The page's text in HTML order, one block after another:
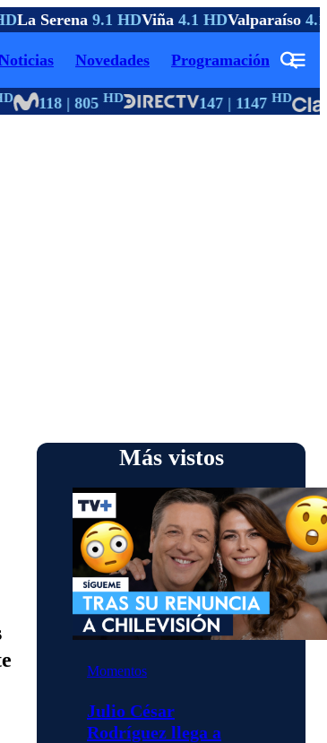
La Serena9.1 HDViña4.1 HDValparaíso4.1
Novedades Programación
118 | 805HD 147 | 1147HD
Más vistos
Momentos
Julio César
Rodríguez llega a